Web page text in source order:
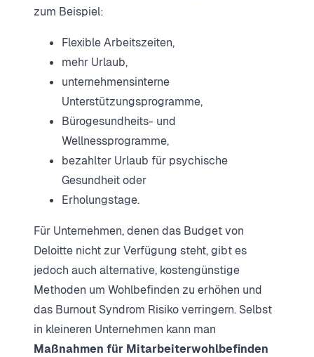
zum Beispiel:
Flexible Arbeitszeiten,
mehr Urlaub,
unternehmensinterne
Unterstützungsprogramme,
Bürogesundheits- und
Wellnessprogramme,
bezahlter Urlaub für psychische
Gesundheit oder
Erholungstage.
Für Unternehmen, denen das Budget von
Deloitte nicht zur Verfügung steht, gibt es
jedoch auch alternative, kostengünstige
Methoden um Wohlbefinden zu erhöhen und
das Burnout Syndrom Risiko verringern. Selbst
in kleineren Unternehmen kann man
Maßnahmen für Mitarbeiterwohlbefinden